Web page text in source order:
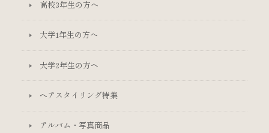
高校3年生の方へ
大学1年生の方へ
大学2年生の方へ
ヘアスタイリング特集
アルバム・写真商品